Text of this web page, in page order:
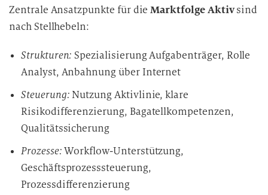
Zentrale Ansatzpunkte für dieMarktfolge Aktivsind
nach Stellhebeln:
Strukturen: Spezialisierung Aufgabenträger, Rolle
Analyst, Anbahnung über Internet
Steuerung:Nutzung Aktivlinie, klare
Risikodifferenzierung, Bagatellkompetenzen,
Qualitätssicherung
Prozesse:Workflow-Unterstützung,
Geschäftsprozesssteuerung,
Prozessdifferenzierung